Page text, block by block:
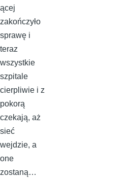
ącej
zakończyło
sprawę i
teraz
wszystkie
szpitale
cierpliwie i z
pokorą
czekają, aż
sieć
wejdzie, a
one
zostaną…